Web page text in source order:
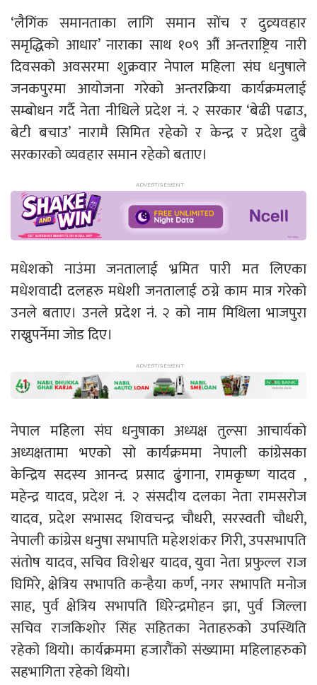
‘लैगिंक समानताका लागि समान सोंच र दुव्र्यवहार
समृद्धिको आधार’ नाराका साथ १०९ औं अन्तराष्ट्रिय नारी
दिवसको अवसरमा शुक्रवार नेपाल महिला संघ धनुषाले
जनकपुरमा आयोजना गरेको अन्तरक्रिया कार्यक्रमलाई
सम्बोधन गर्दै नेता नीधिले प्रदेश नं. २ सरकार ‘बेढी पढाउ,
बेटी बचाउ’ नारामै सिमित रहेको र केन्द्र र प्रदेश दुबै
सरकारको व्यवहार समान रहेको बताए।
मधेशको नाउंमा जनतालाई भ्रमित पारी मत लिएका
मधेशवादी दलहरु मधेशी जनतालाई ठग्ने काम मात्र गरेको
उनले बताए। उनले प्रदेश नं. २ को नाम मिथिला भाजपुरा
राख्नुपर्नेमा जोड दिए।
नेपाल महिला संघ धनुषाका अध्यक्ष तुल्सा आचार्यको
अध्यक्षतामा भएको सो कार्यक्रममा नेपाली कांग्रेसका
केन्द्रिय सदस्य आनन्द प्रसाद ढुंगाना, रामकृष्ण यादव ,
महेन्द्र यादव, प्रदेश नं. २ संसदीय दलका नेता रामसरोज
यादव, प्रदेश सभासद शिवचन्द्र चौधरी, सरस्वती चौधरी,
नेपाली कांग्रेस धनुषा सभापति महेशशंकर गिरी, उपसभापति
संतोष यादव, सचिव विशेश्वर यादव, युवा नेता प्रफुल्ल राज
घिमिरे, क्षेत्रिय सभापति कन्हैया कर्ण, नगर सभापति मनोज
साह, पुर्व क्षेत्रिय सभापति धिरेन्द्रमोहन झा, पुर्व जिल्ला
सचिव राजकिशोर सिंह सहितका नेताहरुको उपस्थिति
रहेको थियो। कार्यक्रममा हजारौंको संख्यामा महिलाहरुको
सहभागिता रहेको थियो।